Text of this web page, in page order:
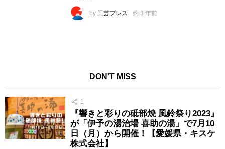
by 工芸プレス 約 3 年前
DON'T MISS
1
『響きと彩りの砥部焼 風鈴祭り2023』
が「伊予の湯治場 喜助の湯」で7月10
日（月）から開催！【愛媛県・キスケ
株式会社】